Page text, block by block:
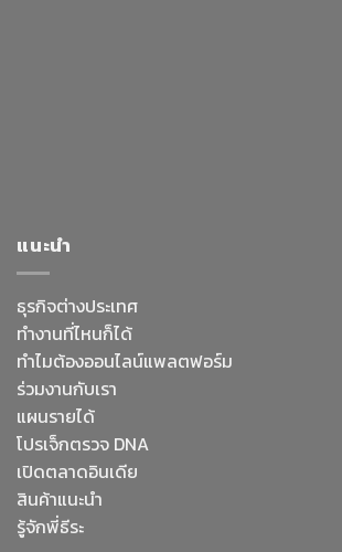
แนะนำ
ธุรกิจต่างประเทศ
ทำงานที่ไหนก็ได้
ทำไมต้องออนไลน์แพลตฟอร์ม
ร่วมงานกับเรา
แผนรายได้
โปรเจ็กตรวจ DNA
เปิดตลาดอินเดีย
สินค้าแนะนำ
รู้จักพี่ธีระ